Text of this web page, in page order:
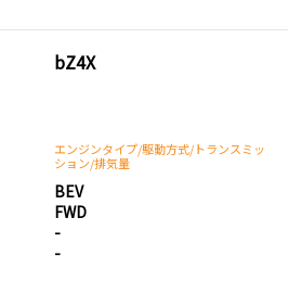
bZ4X
エンジンタイプ/駆動方式/トランスミッ
ション/排気量
BEV
FWD
-
-